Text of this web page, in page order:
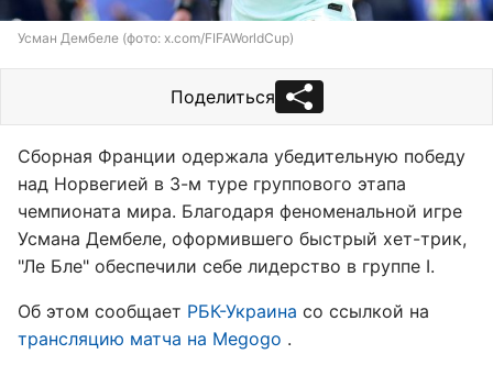
Усман Дембеле (фото: x.com/FIFAWorldCup)
Поделиться
Сборная Франции одержала убедительную победу
над Норвегией в 3-м туре группового этапа
чемпионата мира. Благодаря феноменальной игре
Усмана Дембеле, оформившего быстрый хет-трик,
"Ле Бле" обеспечили себе лидерство в группе I.
Об этом сообщает РБК-Украина со ссылкой на
трансляцию матча на Megogo .